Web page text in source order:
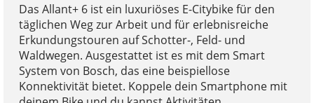
Das Allant+ 6 ist ein luxuriöses E-Citybike für den
täglichen Weg zur Arbeit und für erlebnisreiche
Erkundungstouren auf Schotter-, Feld- und
Waldwegen. Ausgestattet ist es mit dem Smart
System von Bosch, das eine beispiellose
Konnektivität bietet. Koppele dein Smartphone mit